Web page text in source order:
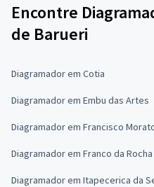
Encontre
de Barueri
Diagramador em Cotia
Diagramador em Embu das Artes
Diagramador em Francisco
Diagramador em Franco da Rocha
Diagramador em Itapecerica da